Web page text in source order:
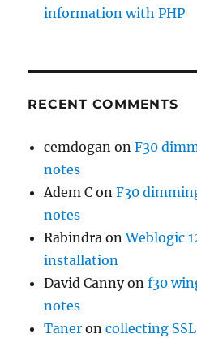
information with PHP
RECENT COMMENTS
cemdogan onF30
notes
Adem C onF30
notes
Rabindra onWeblogic
installation
David Cannyonf30
notes
Taner oncollecting